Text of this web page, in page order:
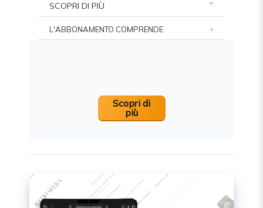
SCOPRI DI PIÙ
L'ABBONAMENTO COMPRENDE
Scopri di
più